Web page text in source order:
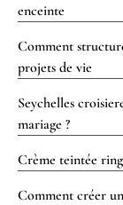
enceinte
Comment
projets de vie
Seychelles
mariage ?
Crème teintée
Comment créer